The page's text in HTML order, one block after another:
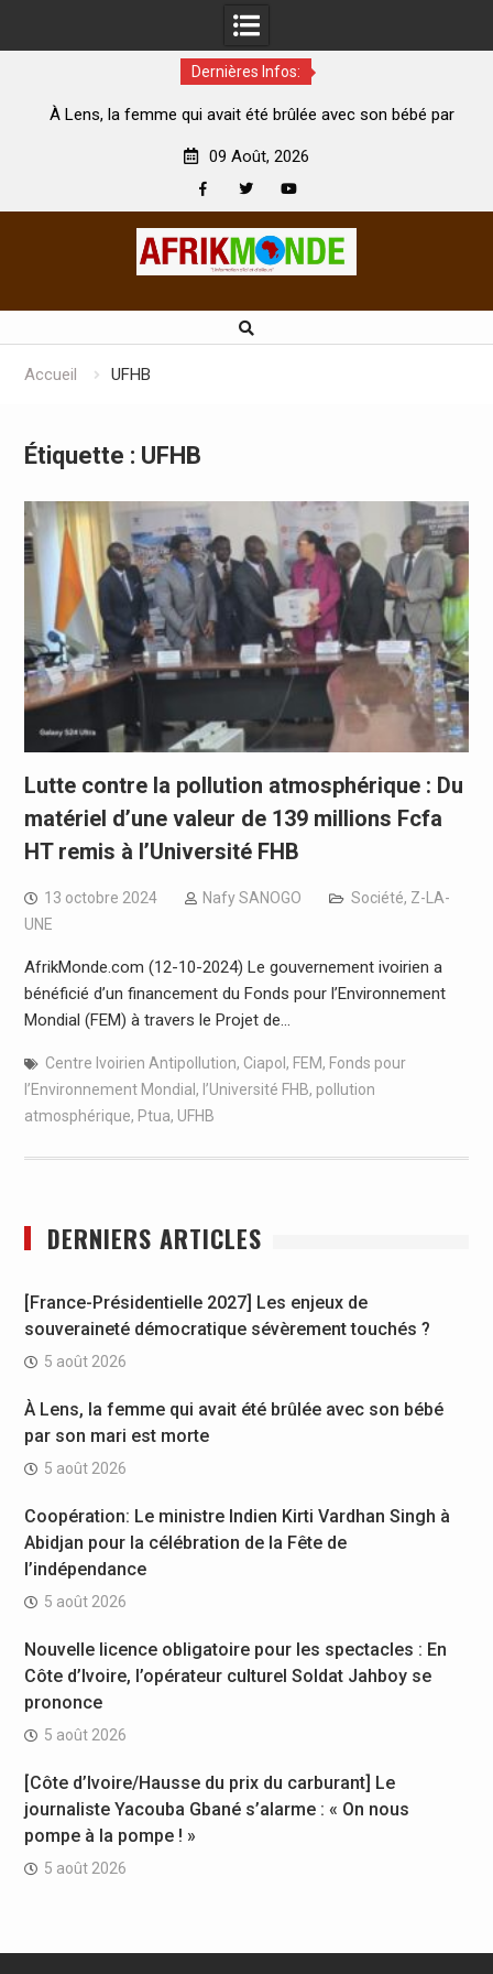
Dernières Infos:
qui avait été brûlée avec son bébé par
Coopération: Le
09 Août, 2026
Accueil UFHB
Étiquette : UFHB
Lutte contre la pollution atmosphérique : Du
matériel d’une valeur de 139 millions Fcfa
HT remis à l’Université FHB
13 octobre 2024 Nafy SANOGO Société, Z-LA-
UNE
AfrikMonde.com (12-10-2024) Le gouvernement ivoirien a
bénéficié d’un financement du Fonds pour l’Environnement
Mondial (FEM) à travers le Projet de…
Centre Ivoirien Antipollution, Ciapol , FEM, Fonds pour
l’Environnement Mondial , l’Université FHB, pollution
atmosphérique, Ptua, UFHB
DERNIERS ARTICLES
[France-Présidentielle 2027] Les enjeux de
souveraineté démocratique sévèrement touchés ?
5 août 2026
À Lens, la femme qui avait été brûlée avec son bébé
par son mari est morte
5 août 2026
Coopération: Le ministre Indien Kirti Vardhan Singh à
Abidjan pour la célébration de la Fête de
l’indépendance
5 août 2026
Nouvelle licence obligatoire pour les spectacles : En
Côte d’Ivoire, l’opérateur culturel Soldat Jahboy se
prononce
5 août 2026
[Côte d’Ivoire/Hausse du prix du carburant] Le
journaliste Yacouba Gbané s’alarme : « On nous
pompe à la pompe ! »
5 août 2026